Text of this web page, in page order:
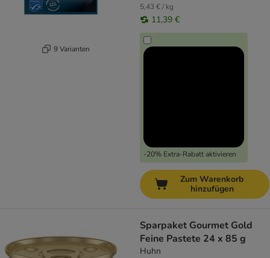
9 Varianten
5,43 € / kg
11,39 €
-20% Extra-Rabatt aktivieren
Zum Warenkorb
hinzufügen
Sparpaket Gourmet Gold
Feine Pastete 24 x 85 g
Huhn